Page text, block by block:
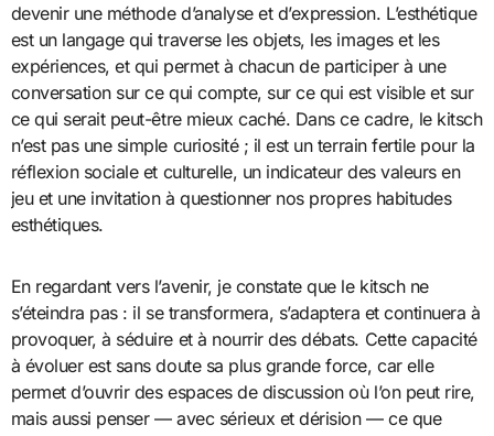
devenir une méthode d’analyse et d’expression. L’esthétique
est un langage qui traverse les objets, les images et les
expériences, et qui permet à chacun de participer à une
conversation sur ce qui compte, sur ce qui est visible et sur
ce qui serait peut-être mieux caché. Dans ce cadre, le kitsch
n’est pas une simple curiosité ; il est un terrain fertile pour la
réflexion sociale et culturelle, un indicateur des valeurs en
jeu et une invitation à questionner nos propres habitudes
esthétiques.
En regardant vers l’avenir, je constate que le kitsch ne
s’éteindra pas : il se transformera, s’adaptera et continuera à
provoquer, à séduire et à nourrir des débats. Cette capacité
à évoluer est sans doute sa plus grande force, car elle
permet d’ouvrir des espaces de discussion où l’on peut rire,
mais aussi penser — avec sérieux et dérision — ce que